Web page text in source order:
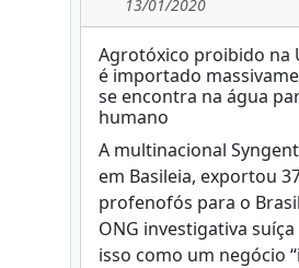
13/01/2020
Agrotóxico proibido na
é importado
se encontra na água
humano
A multinacional
em Basileia, exportou
profenofós para o
ONG investigativa suíça
isso como um negócio